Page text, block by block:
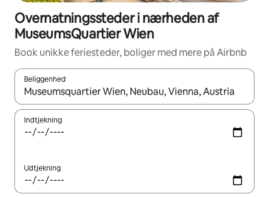
Overnatningssteder i nærheden af
MuseumsQuartier Wien
Book unikke feriesteder, boliger med mere på Airbnb
Beliggenhed
Når resultaterne er tilgængelige, skal du navigere med
Indtjekning
Udtjekning